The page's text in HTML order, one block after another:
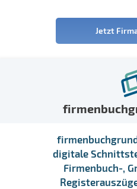
Jetzt
digitale
Firmenbuch-,